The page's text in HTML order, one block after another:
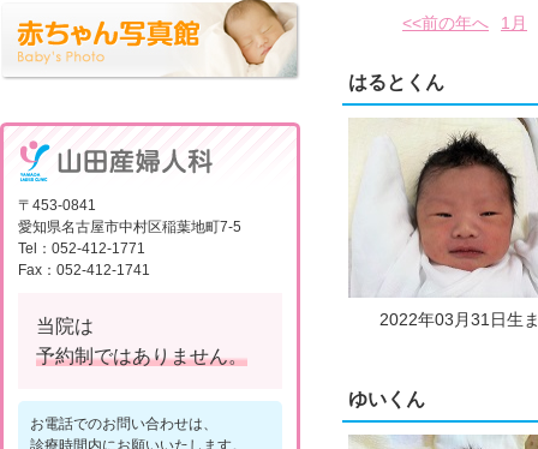
<<前の年へ 1月
はるとくん
2022年03月31日生
ゆいくん
〒453-0841
愛知県名古屋市中村区稲葉地町7-5
Tel：052-412-1771
Fax：052-412-1741
当院は
予約制ではありません。
お電話でのお問い合わせは、
診療時間内にお願いいたします。